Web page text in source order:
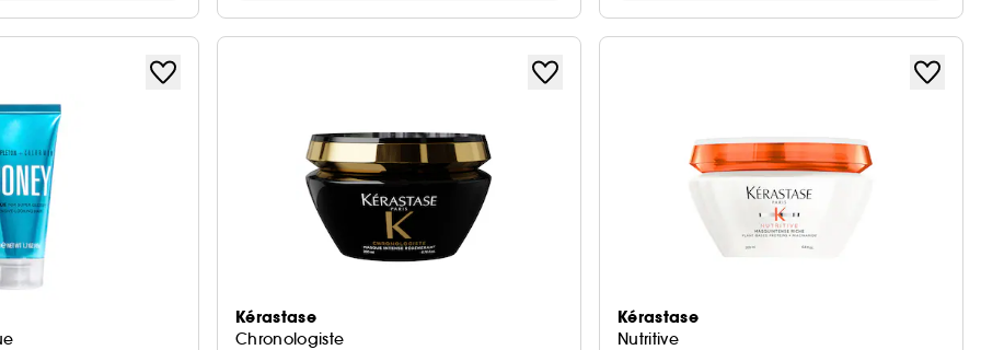
Kérastase
Chronologiste
Kérastase
Nutritive